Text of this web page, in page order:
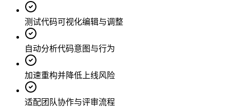
测试代码可视化编辑与调整
自动分析代码意图与行为
加速重构并降低上线风险
适配团队协作与评审流程